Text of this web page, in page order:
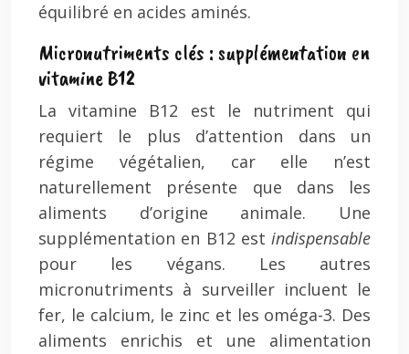
équilibré en acides aminés.
Micronutriments clés : supplémentation en
vitamine B12
La vitamine B12 est le nutriment qui
requiert le plus d’attention dans un
régime végétalien, car elle n’est
naturellement présente que dans les
aliments d’origine animale. Une
supplémentation en B12 est indispensable
pour les végans. Les autres
micronutriments à surveiller incluent le
fer, le calcium, le zinc et les oméga-3. Des
aliments enrichis et une alimentation